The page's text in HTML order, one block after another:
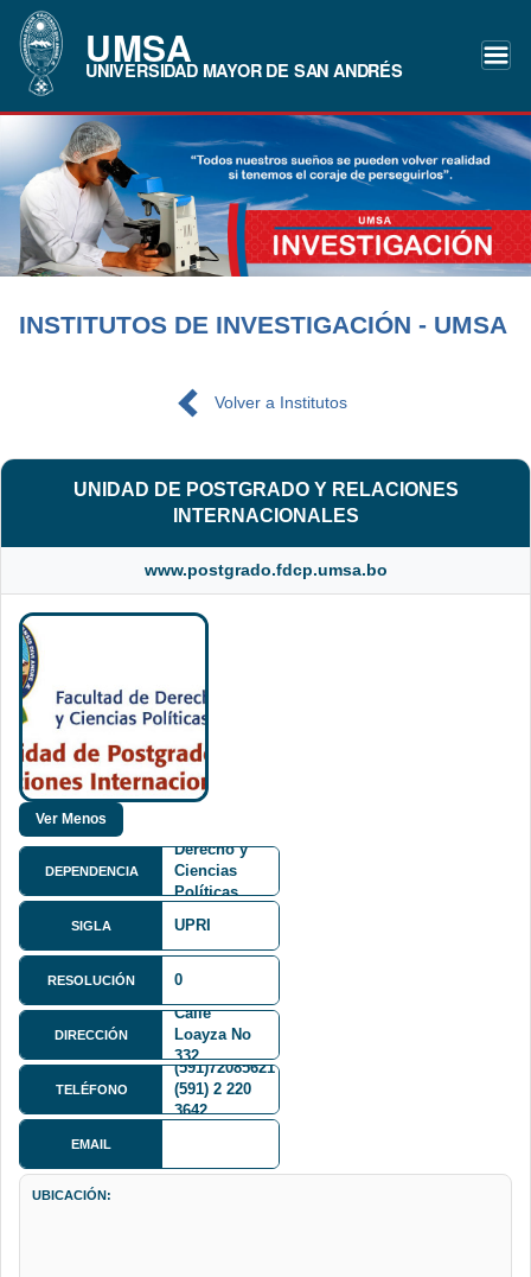
UMSA
UNIVERSIDAD MAYOR DE SAN ANDRÉS
INSTITUTOS DE INVESTIGACIÓN - UMSA
Volver a Institutos
UNIDAD DE POSTGRADO Y RELACIONES
INTERNACIONALES
www.postgrado.fdcp.umsa.bo
DEPENDENCIA
Derecho y
Ciencias
Políticas
SIGLA UPRI
RESOLUCIÓN 0
DIRECCIÓN
Calle
Loayza No
332
TELÉFONO
(591)72085621
(591) 2 220
3642
EMAIL
UBICACIÓN: